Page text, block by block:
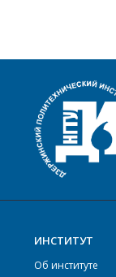
ИНСТИТУТ
Об институте